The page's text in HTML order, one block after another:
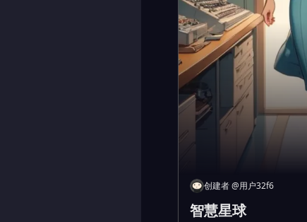
创建者@用户32f6
智慧星球